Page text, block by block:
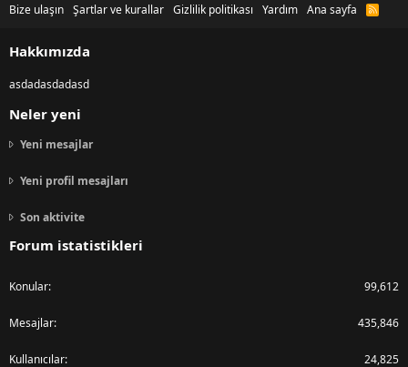
Bize ulaşın Şartlar ve kurallar Gizlilik politikası Yardım Ana sayfa
R
S
Hakkımızda
asdadasdadasd
Neler yeni
Yeni mesajlar
Yeni profil mesajları
Son aktivite
Forum istatistikleri
Konular 99,612
Mesajlar 435,846
Kullanıcılar 24,825